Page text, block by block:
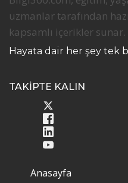
uzmanlar tarafından
kapsamlı içerikler sunar.
Hayata dair her şey tek
TAKİPTE KALIN
Anasayfa